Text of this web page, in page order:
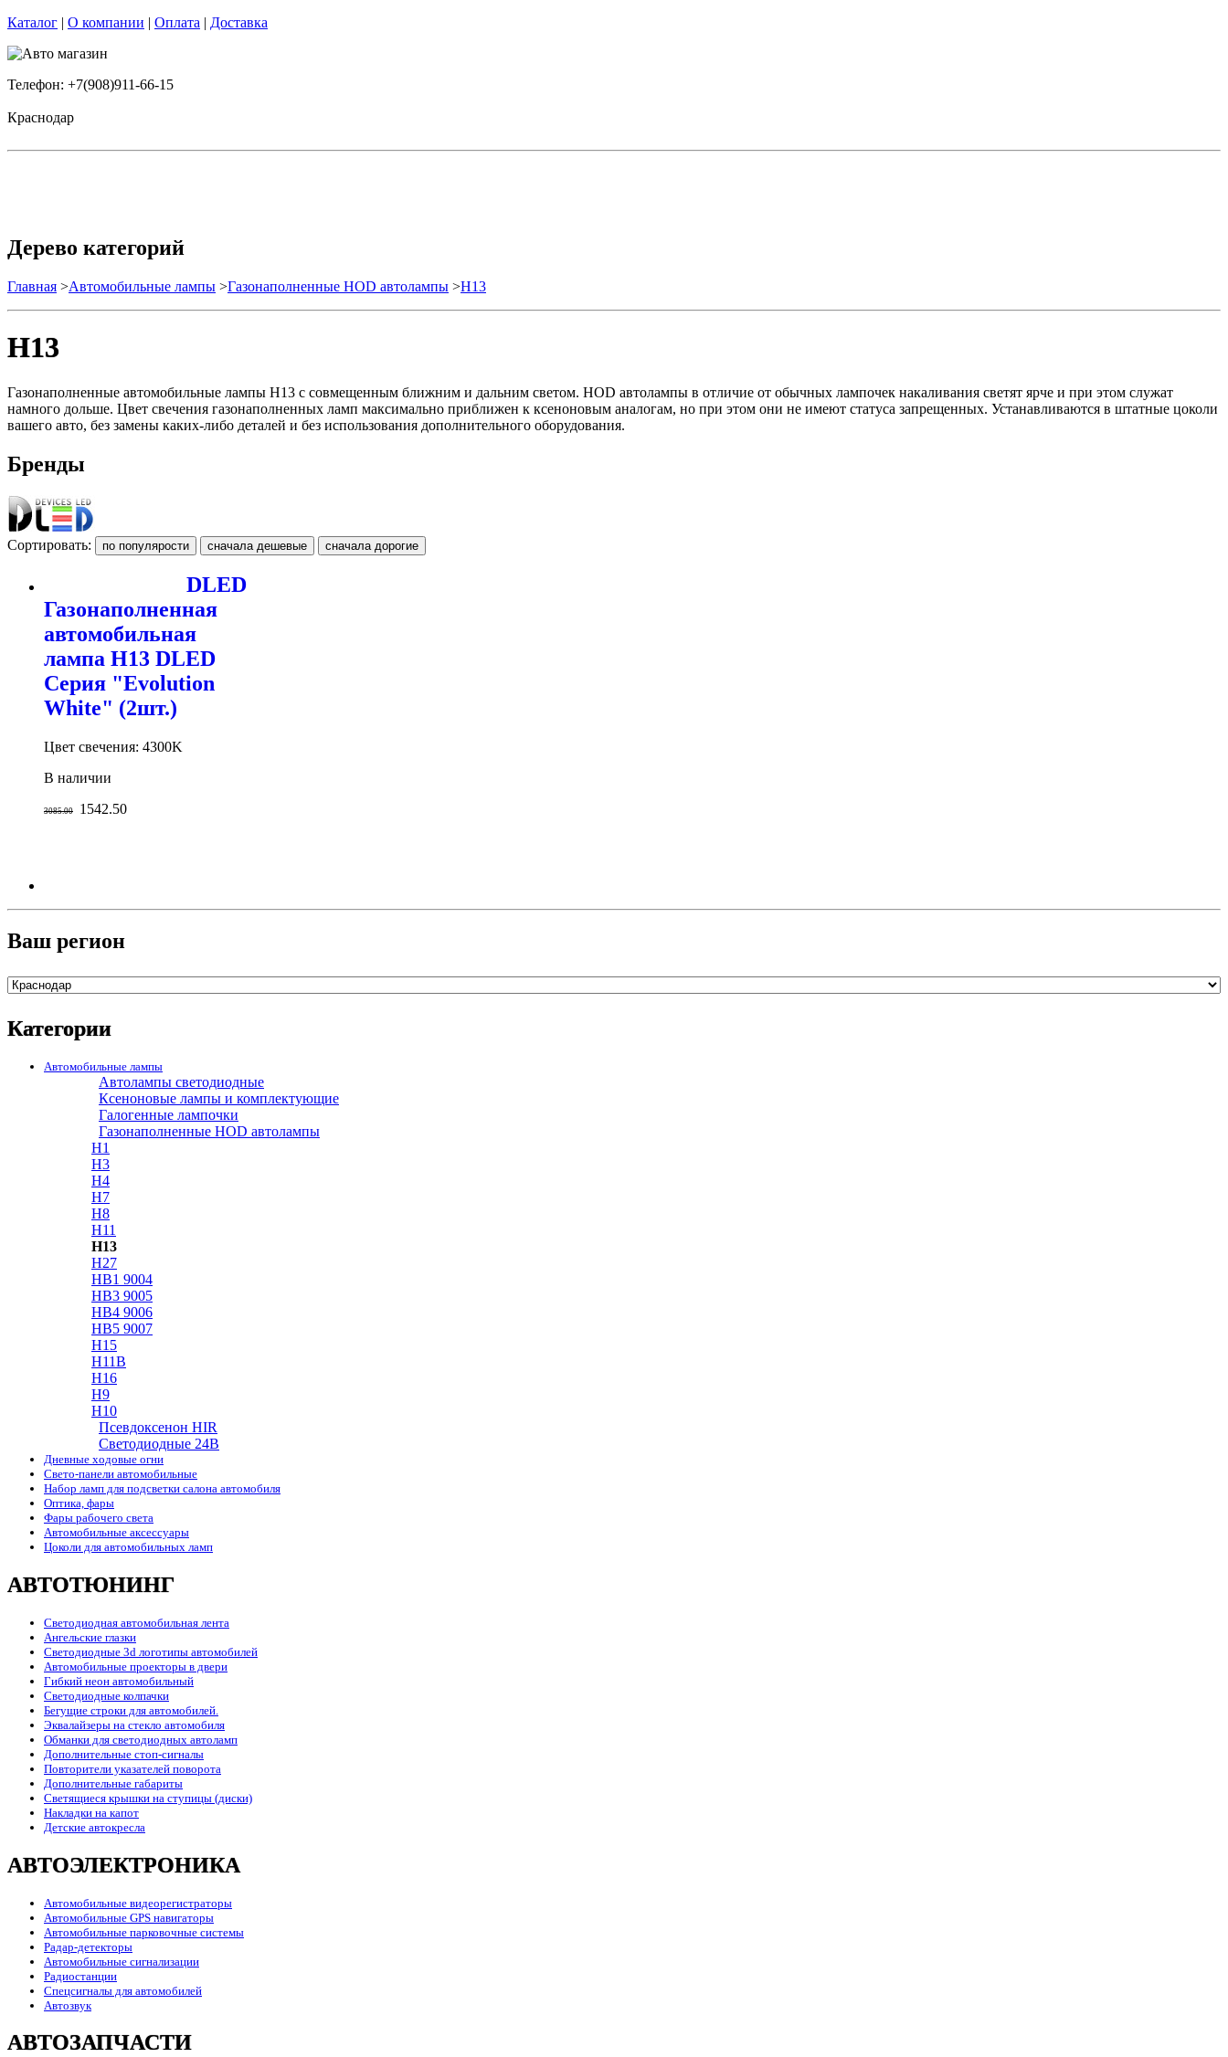
Каталог | О компании | Оплата | Доставка
Телефон: +7(908)911-66-15
Краснодар
Дерево категорий
Главная >Автомобильные лампы >Газонаполненные HOD автолампы >H13
H13
Газонаполненные автомобильные лампы H13 с совмещенным ближним и дальним светом. HOD автолампы в отличие от обычных лампочек накаливания светят ярче и при этом служат
намного дольше. Цвет свечения газонаполненных ламп максимально приближен к ксеноновым аналогам, но при этом они не имеют статуса запрещенных. Устанавливаются в штатные цоколи
вашего авто, без замены каких-либо деталей и без использования дополнительного оборудования.
Бренды
Сортировать:
DLED
Газонаполненная
автомобильная
лампа H13 DLED
Серия "Evolution
White" (2шт.)
Цвет свечения: 4300K
В наличии
3085.00 1542.50
Ваш регион
Категории
Автомобильные лампы
Автолампы светодиодные
Ксеноновые лампы и комплектующие
Галогенные лампочки
Газонаполненные HOD автолампы
H1
H3
H4
H7
H8
H11
H13
H27
HB1 9004
HB3 9005
HB4 9006
HB5 9007
H15
H11B
H16
H9
H10
Псевдоксенон HIR
Cветодиодные 24B
Дневные ходовые огни
Свето-панели автомобильные
Набор ламп для подсветки салона автомобиля
Оптика, фары
Фары рабочего света
Автомобильные аксессуары
Цоколи для автомобильных ламп
АВТОТЮНИНГ
Светодиодная автомобильная лента
Ангельские глазки
Светодиодные 3d логотипы автомобилей
Автомобильные проекторы в двери
Гибкий неон автомобильный
Светодиодные колпачки
Бегущие строки для автомобилей.
Эквалайзеры на стекло автомобиля
Обманки для светодиодных автоламп
Дополнительные стоп-сигналы
Повторители указателей поворота
Дополнительные габариты
Светящиеся крышки на ступицы (диски)
Накладки на капот
Детские автокресла
АВТОЭЛЕКТРОНИКА
Автомобильные видеорегистраторы
Автомобильные GPS навигаторы
Автомобильные парковочные системы
Радар-детекторы
Автомобильные сигнализации
Радиостанции
Спецсигналы для автомобилей
Автозвук
АВТОЗАПЧАСТИ